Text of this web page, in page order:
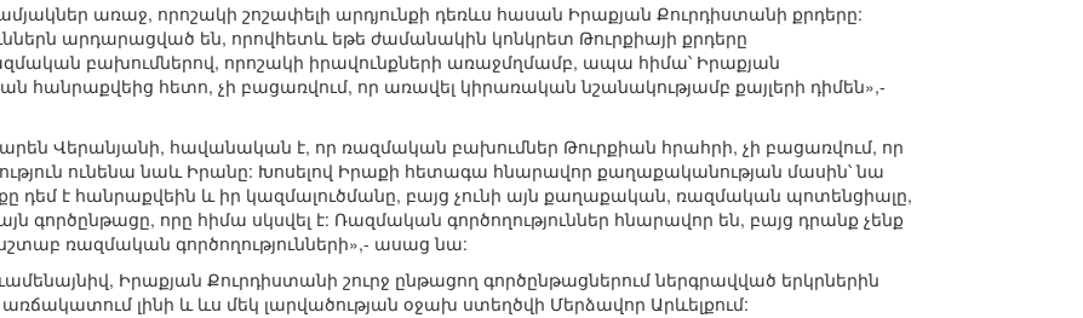
առաջ, որոշակի շոշափելի արդյունքի դեռևս հասան Իրաքյան Քուրդիստանի քրդերը:
արդարացված են, որովհետև եթե ժամանակին կոնկրետ Թուրքիայի քրդերը
բախումներով, որոշակի իրավունքների առաջմղմամբ, ապա հիմա՝ Իրաքյան
հանրաքվեից հետո, չի բացառվում, որ առավել կիրառական նշանակությամբ քայլերի դիմեն»,-
Վերանյանի, հավանական է, որ ռազմական բախումներ Թուրքիան հրահրի, չի բացառվում, որ
ունենա նաև Իրանը: Խոսելով Իրաքի հետագա հնարավոր քաղաքականության մասին՝ նա
դեմ է հանրաքվեին և իր կազմալուծմանը, բայց չունի այն քաղաքական, ռազմական պոտենցիալը,
գործընթացը, որը հիմա սկսվել է: Ռազմական գործողություններ հնարավոր են, բայց դրանք չենք
ռազմական գործողությունների»,- ասաց նա:
Իրաքյան Քուրդիստանի շուրջ ընթացող գործընթացներում ներգրավված երկրներին
լինի և ևս մեկ լարվածության օջախ ստեղծվի Մերձավոր Արևելքում: